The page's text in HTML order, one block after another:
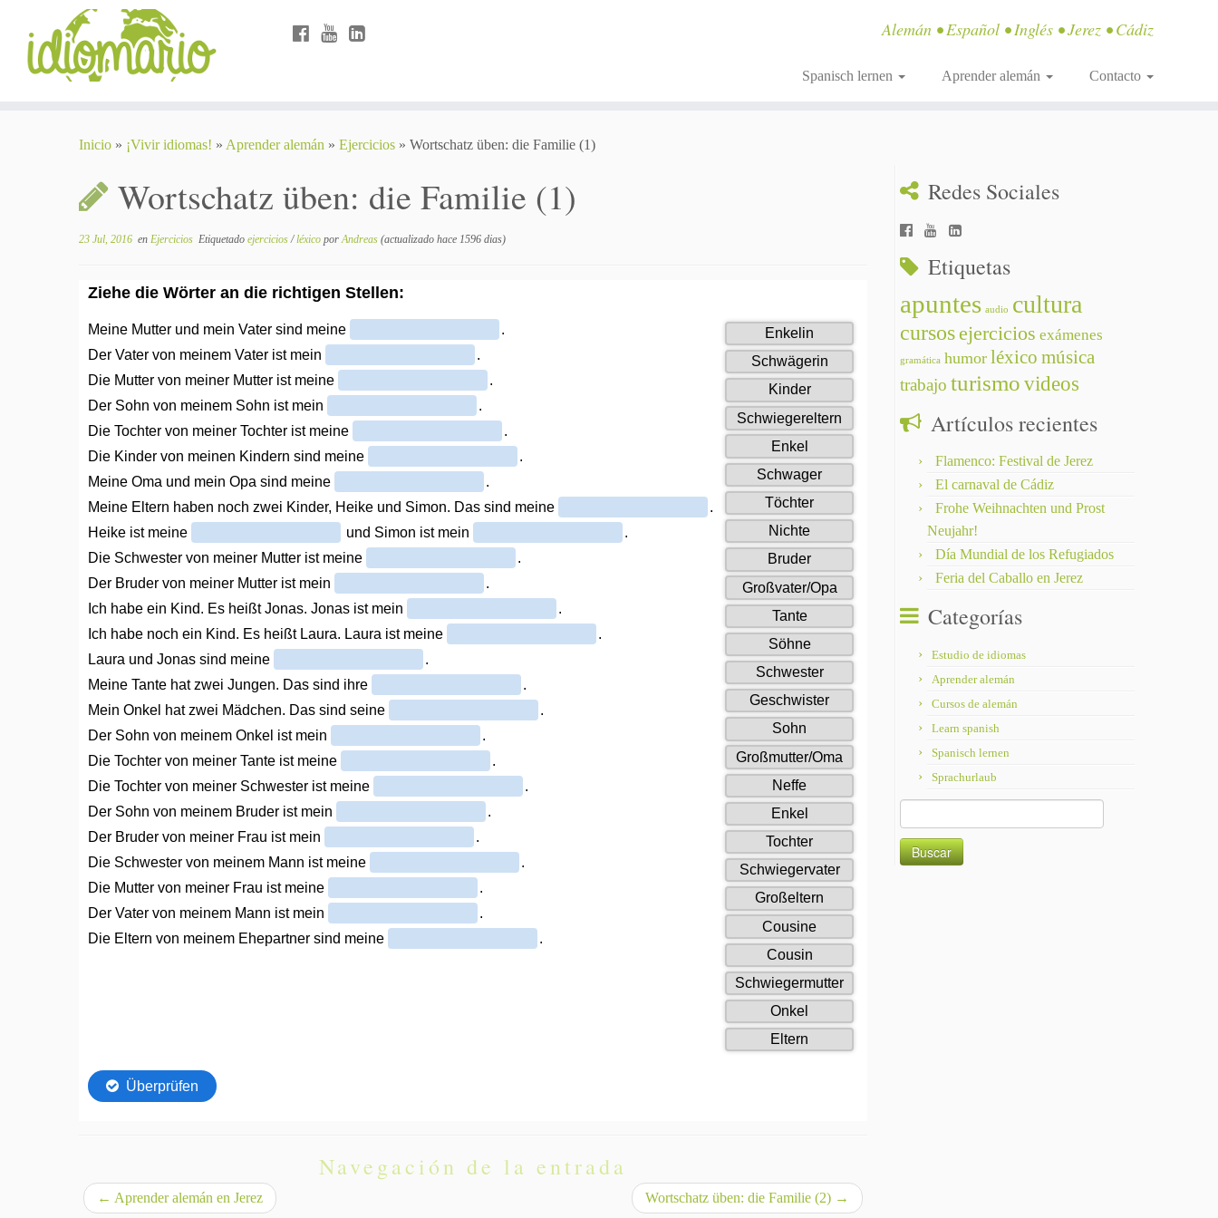
Alemán • Español • Inglés • Jerez • Cádiz
Spanisch lernen Aprender alemán Contacto
Inicio » ¡Vivir idiomas! » Aprender alemán » Ejercicios » Wortschatz üben: die Familie (1)
Wortschatz üben: die Familie (1)
23 Jul, 2016 en Ejercicios Etiquetado ejercicios/léxico porAndreas (actualizado hace 1596 dias)
Navegación de la entrada
← Aprender alemán en Jerez Wortschatz üben: die Familie (2) →
Redes Sociales
Etiquetas
apuntes audio cultura
cursos ejercicios exámenes
gramática humor léxico música
trabajo turismo videos
Artículos recientes
Flamenco: Festival de Jerez
El carnaval de Cádiz
Frohe Weihnachten und Prost
Neujahr!
Día Mundial de los Refugiados
Feria del Caballo en Jerez
Categorías
Estudio de idiomas
Aprender alemán
Cursos de alemán
Learn spanish
Spanisch lernen
Sprachurlaub